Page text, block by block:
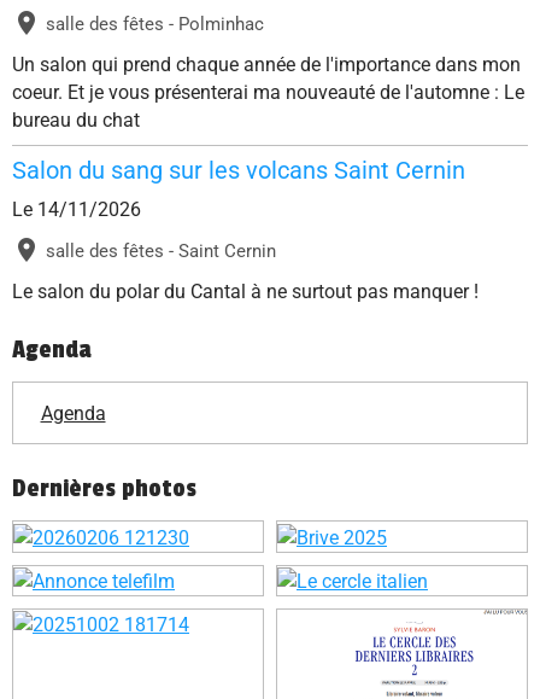
salle des fêtes - Polminhac
Un salon qui prend chaque année de l'importance dans mon
coeur. Et je vous présenterai ma nouveauté de l'automne : Le
bureau du chat
Salon du sang sur les volcans Saint Cernin
Le 14/11/2026
salle des fêtes - Saint Cernin
Le salon du polar du Cantal à ne surtout pas manquer !
Agenda
Agenda
Dernières photos